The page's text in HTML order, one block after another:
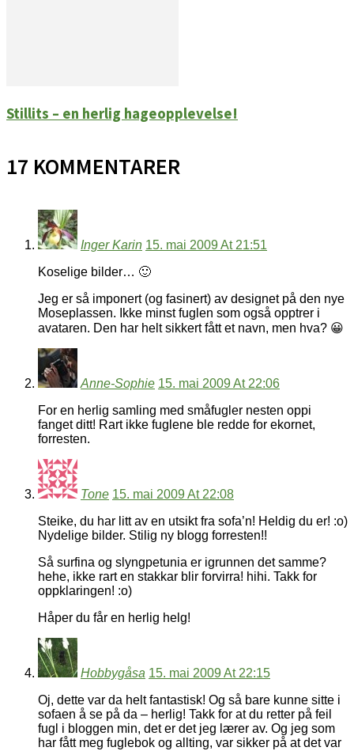
Stillits – en herlig hageopplevelse!
17 KOMMENTARER
Inger Karin 15. mai 2009 At 21:51
Koselige bilder… 🙂
Jeg er så imponert (og fasinert) av designet på den nye
Moseplassen. Ikke minst fuglen som også opptrer i
avataren. Den har helt sikkert fått et navn, men hva? 😀
Anne-Sophie 15. mai 2009 At 22:06
For en herlig samling med småfugler nesten oppi
fanget ditt! Rart ikke fuglene ble redde for ekornet,
forresten.
Tone 15. mai 2009 At 22:08
Steike, du har litt av en utsikt fra sofa’n! Heldig du er! :o)
Nydelige bilder. Stilig ny blogg forresten!!
Så surfina og slyngpetunia er igrunnen det samme?
hehe, ikke rart en stakkar blir forvirra! hihi. Takk for
oppklaringen! :o)
Håper du får en herlig helg!
Hobbygåsa 15. mai 2009 At 22:15
Oj, dette var da helt fantastisk! Og så bare kunne sitte i
sofaen å se på da – herlig! Takk for at du retter på feil
fugl i bloggen min, det er det jeg lærer av. Og jeg som
har fått meg fuglebok og allting, var sikker på at det var